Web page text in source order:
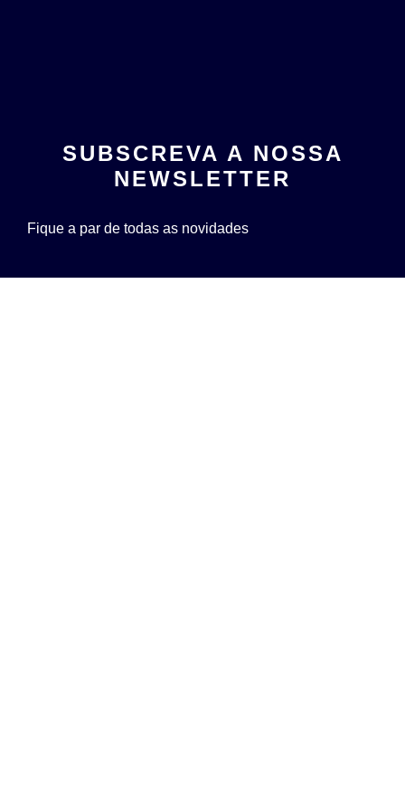
SUBSCREVA A NOSSA
NEWSLETTER
Fique a par de todas as novidades